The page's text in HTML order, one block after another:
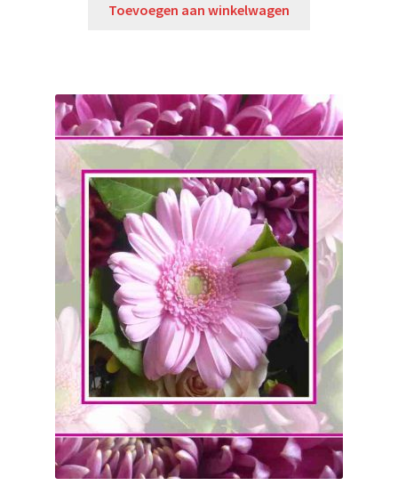
Toevoegen aan winkelwagen